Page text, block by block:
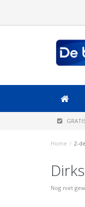
Home / 2-
Nog niet